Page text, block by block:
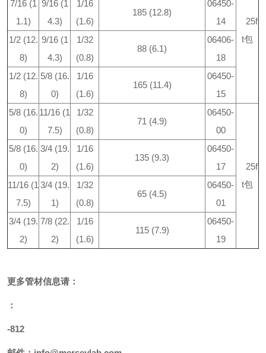
25f
t包
7/16 (1
1.1)
9/16 (1
4.3)
1/16
(1.6)
185 (12.8)
06450-
14
1/2 (12.
8)
9/16 (1
4.3)
1/32
(0.8)
88 (6.1)
06406-
18
1/2 (12.
8)
5/8 (16.
0)
1/16
(1.6)
165 (11.4)
06450-
15
5/8 (16.
0)
11/16 (1
7.5)
1/32
(0.8)
71 (4.9)
06450-
00
25f
t包
5/8 (16.
0)
3/4 (19.
2)
1/16
(1.6)
135 (9.3)
06450-
17
11/16 (1
7.5)
3/4 (19.
1)
1/32
(0.8)
65 (4.5)
06450-
01
3/4 (19.
2)
7/8 (22.
2)
1/16
(1.6)
115 (7.9)
06450-
19
更多管材信息请：
：
-812